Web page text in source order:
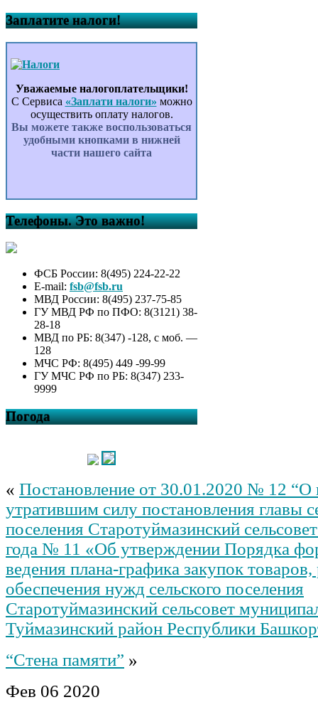
Заплатите налоги!
Уважаемые налогоплательщики!
С Сервиса «Заплати налоги» можно
осуществить оплату налогов.
Вы можете также воспользоваться
удобными кнопками в нижней
части нашего сайта
Телефоны. Это важно!
ФСБ России: 8(495) 224-22-22
E-mail: fsb@fsb.ru
МВД России: 8(495) 237-75-85
ГУ МВД РФ по ПФО: 8(3121) 38-
28-18
МВД по РБ: 8(347) -128, с моб. —
128
МЧС РФ: 8(495) 449 -99-99
ГУ МЧС РФ по РБ: 8(347) 233-
9999
Погода
« Постановление от 30.01.2020 № 12 “О
утратившим силу постановления главы
поселения Старотуймазинский
года № 11 «Об утверждении Порядка
ведения плана-графика закупок товаров,
обеспечения нужд сельского поселения
Старотуймазинский сельсовет
Туймазинский район Республики
“Стена памяти” »
Фев 06 2020